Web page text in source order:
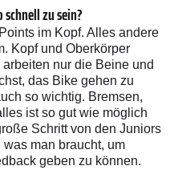
schnell zu sein?
im Kopf. Alles andere
Kopf und Oberkörper
nur die Beine und
das Bike gehen zu
so wichtig. Bremsen,
ist so gut wie möglich
Schritt von den Juniors
man braucht, um
geben zu können.